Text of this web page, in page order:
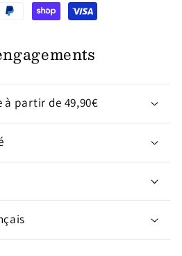
partir de 49,90€